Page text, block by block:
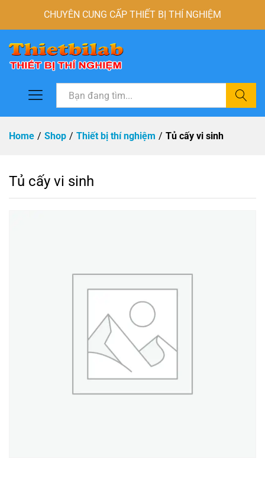
CHUYÊN CUNG CẤP THIẾT BỊ THÍ NGHIỆM
Tìm
Home / Shop / Thiết bị thí nghiệm / Tủ cấy vi sinh
Tủ cấy vi sinh